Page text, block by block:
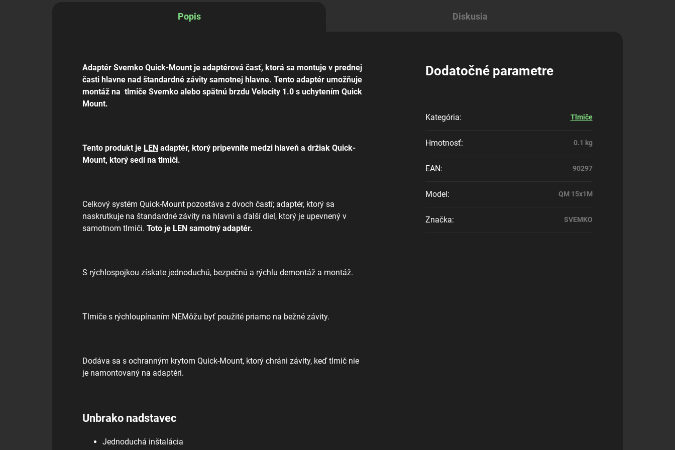
Popis Diskusia
Adaptér Svemko Quick-Mount je adaptérová časť, ktorá sa montuje v prednej
časti hlavne nad štandardné závity samotnej hlavne. Tento adaptér umožňuje
montáž na tlmiče Svemko alebo spätnú brzdu Velocity 1.0 s uchytením Quick
Mount.
Tento produkt je LEN adaptér, ktorý pripevníte medzi hlaveň a držiak Quick-
Mount, ktorý sedí na tlmiči.
Celkový systém Quick-Mount pozostáva z dvoch častí; adaptér, ktorý sa
naskrutkuje na štandardné závity na hlavni a ďalší diel, ktorý je upevnený v
samotnom tlmiči. Toto je LEN samotný adaptér.
S rýchlospojkou získate jednoduchú, bezpečnú a rýchlu demontáž a montáž.
Tlmiče s rýchloupínaním NEMôžu byť použité priamo na bežné závity.
Dodáva sa s ochranným krytom Quick-Mount, ktorý chráni závity, keď tlmič nie
je namontovaný na adaptéri.
Unbrako nadstavec
Jednoduchá inštalácia
Dodatočné parametre
Kategória: Tlmiče
Hmotnosť: 0.1 kg
EAN: 90297
Model : QM 15x1M
Značka: SVEMKO